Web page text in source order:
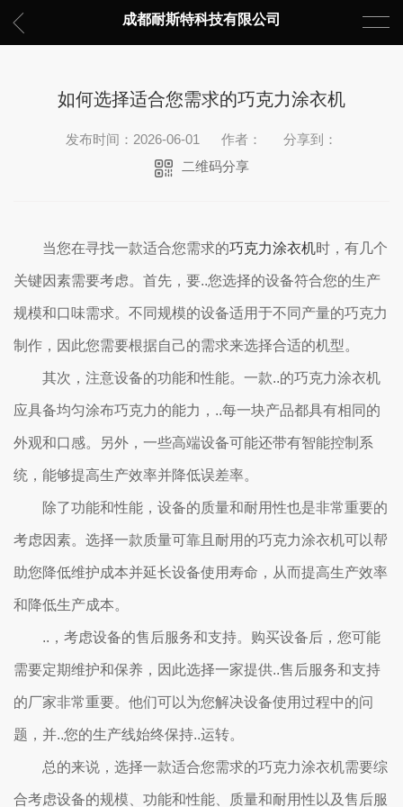
成都耐斯特科技有限公司
如何选择适合您需求的巧克力涂衣机
发布时间：2026-06-01 作者：
分享到：
二维码分享
当您在寻找一款适合您需求的巧克力涂衣机时，有几个
关键因素需要考虑。首先，要..您选择的设备符合您的生产
规模和口味需求。不同规模的设备适用于不同产量的巧克力
制作，因此您需要根据自己的需求来选择合适的机型。
其次，注意设备的功能和性能。一款..的巧克力涂衣机
应具备均匀涂布巧克力的能力，..每一块产品都具有相同的
外观和口感。另外，一些高端设备可能还带有智能控制系
统，能够提高生产效率并降低误差率。
除了功能和性能，设备的质量和耐用性也是非常重要的
考虑因素。选择一款质量可靠且耐用的巧克力涂衣机可以帮
助您降低维护成本并延长设备使用寿命，从而提高生产效率
和降低生产成本。
..，考虑设备的售后服务和支持。购买设备后，您可能
需要定期维护和保养，因此选择一家提供..售后服务和支持
的厂家非常重要。他们可以为您解决设备使用过程中的问
题，并..您的生产线始终保持..运转。
总的来说，选择一款适合您需求的巧克力涂衣机需要综
合考虑设备的规模、功能和性能、质量和耐用性以及售后服